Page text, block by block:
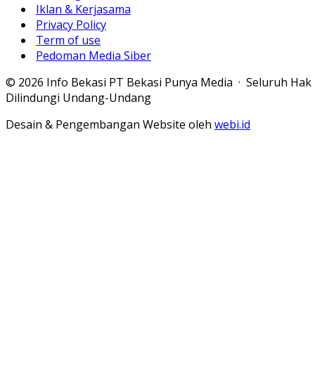
Iklan & Kerjasama
Privacy Policy
Term of use
Pedoman Media Siber
© 2026 Info Bekasi PT Bekasi Punya Media · Seluruh Hak
Dilindungi Undang-Undang
Desain & Pengembangan Website oleh webi.id